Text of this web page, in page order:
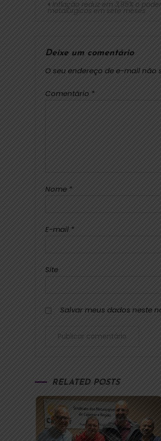
Inflação reduz em 3,95% o
metalúrgicos em sete meses
Deixe um comentário
O seu endereço de e-mail não
Comentário *
Nome *
E-mail *
Site
Salvar meus dados neste
RELATED POSTS